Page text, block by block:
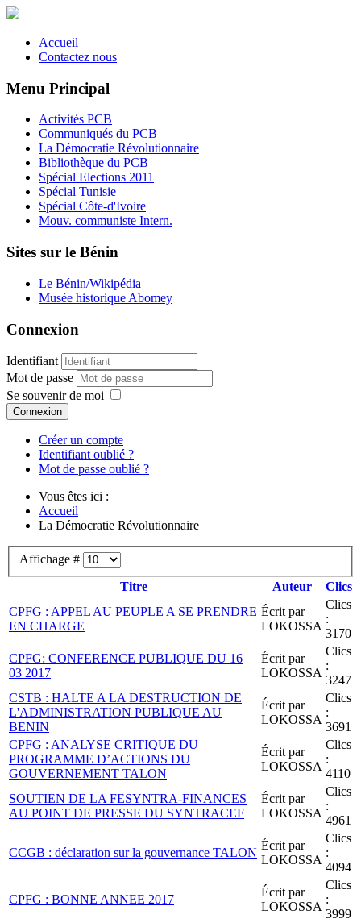
Accueil
Contactez nous
Menu Principal
Activités PCB
Communiqués du PCB
La Démocratie Révolutionnaire
Bibliothèque du PCB
Spécial Elections 2011
Spécial Tunisie
Spécial Côte-d'Ivoire
Mouv. communiste Intern.
Sites sur le Bénin
Le Bénin/Wikipédia
Musée historique Abomey
Connexion
Identifiant
Mot de passe
Se souvenir de moi
Connexion
Créer un compte
Identifiant oublié ?
Mot de passe oublié ?
Vous êtes ici :
Accueil
La Démocratie Révolutionnaire
Affichage #
Titre
Auteur
Clics
CPFG : APPEL AU PEUPLE A SE PRENDRE
EN CHARGE
Écrit par
LOKOSSA
Clics
:
3170
CPFG: CONFERENCE PUBLIQUE DU 16
03 2017
Écrit par
LOKOSSA
Clics
:
3247
CSTB : HALTE A LA DESTRUCTION DE
L'ADMINISTRATION PUBLIQUE AU
BENIN
Écrit par
LOKOSSA
Clics
:
3691
CPFG : ANALYSE CRITIQUE DU
PROGRAMME D’ACTIONS DU
GOUVERNEMENT TALON
Écrit par
LOKOSSA
Clics
:
4110
SOUTIEN DE LA FESYNTRA-FINANCES
AU POINT DE PRESSE DU SYNTRACEF
Écrit par
LOKOSSA
Clics
:
4961
CCGB : déclaration sur la gouvernance TALON
Écrit par
LOKOSSA
Clics
:
4094
CPFG : BONNE ANNEE 2017
Écrit par
LOKOSSA
Clics
:
3999